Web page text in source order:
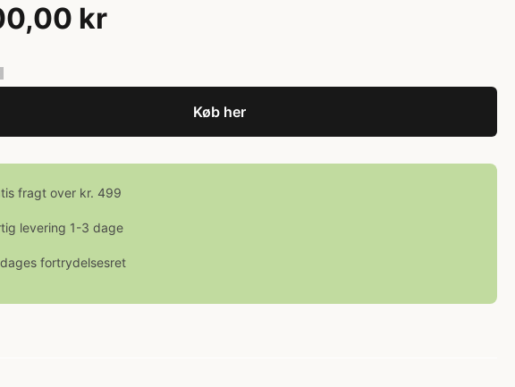
kr
Køb her
fragt over kr. 499
levering 1-3 dage
fortrydelsesret